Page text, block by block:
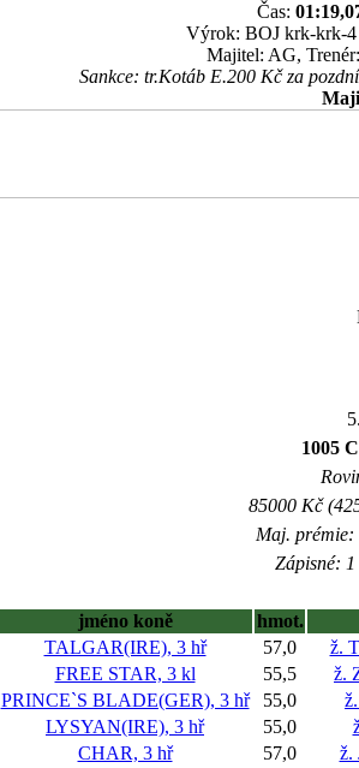
Čas:
Výrok: BOJ krk-krk-4
Majitel: AG,
Sankce: tr.Kotáb E.200 Kč za
1005
85000 Kč
Maj. prémie:
Zápisné:
jméno koně
hmot.
TALGAR(IRE), 3 hř 57,0
ž.
FREE STAR, 3 kl 55,5
ž.
PRINCE`S BLADE(GER), 3 hř 55,0
LYSYAN(IRE), 3 hř 55,0
CHAR, 3 hř 57,0
ž.